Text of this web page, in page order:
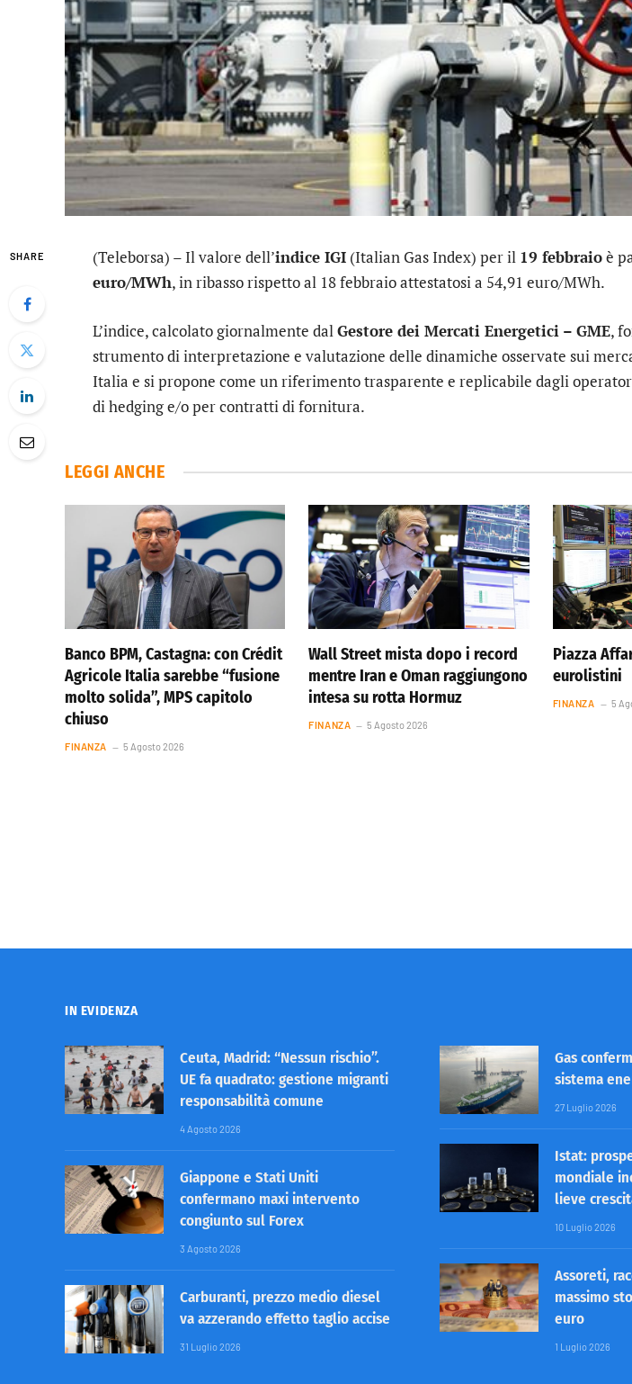
SHARE (Teleborsa) – Il valore dell’indice IGI (Italian Gas Index) per il 19 febbraioè
euro/MWh, in ribasso rispetto al 18 febbraio attestatosi a 54,91 euro/MWh.
L’indice, calcolato giornalmente dalGestore dei Mercati Energetici – GME,
strumento di interpretazione e valutazione delle dinamiche osservate sui
Italia e si propone come un riferimento trasparente e replicabile dagli
di hedging e/o per contratti di fornitura.
LEGGI ANCHE
Banco BPM, Castagna: con Crédit
Agricole Italia sarebbe “fusione
molto solida”, MPS capitolo
chiuso
FINANZA 5 Agosto 2026
Wall Street mista dopo i record
mentre Iran e Oman raggiungono
intesa su rotta Hormuz
FINANZA 5 Agosto 2026
Piazza
eurolistini
FINANZA 5
IN EVIDENZA
Ceuta, Madrid: “Nessun rischio”.
UE fa quadrato: gestione migranti
responsabilità comune
4 Agosto 2026
Giappone e Stati Uniti
confermano maxi intervento
congiunto sul Forex
3 Agosto 2026
Carburanti, prezzo medio diesel
va azzerando effetto taglio accise
31 Luglio 2026
Gas
sistema
27 Luglio 2026
Istat:
mondiale
lieve
10 Luglio 2026
Assoreti,
massimo
euro
1 Luglio 2026